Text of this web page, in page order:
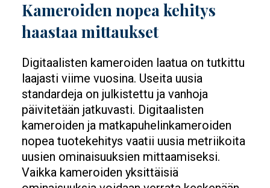
Kameroiden nopea kehitys
haastaa mittaukset
Digitaalisten kameroiden laatua on tutkittu
laajasti viime vuosina. Useita uusia
standardeja on julkistettu ja vanhoja
päivitetään jatkuvasti. Digitaalisten
kameroiden ja matkapuhelinkameroiden
nopea tuotekehitys vaatii uusia metriikoita
uusien ominaisuuksien mittaamiseksi.
Vaikka kameroiden yksittäisiä